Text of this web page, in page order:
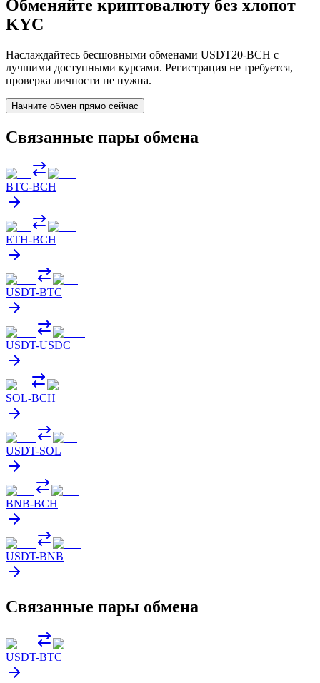
Обменяйте криптовалюту без хлопот
KYC
Наслаждайтесь бесшовными обменами USDT20-BCH с
лучшими доступными курсами. Регистрация не требуется,
проверка личности не нужна.
Начните обмен прямо сейчас
Связанные пары обмена
BTC-BCH
ETH-BCH
USDT-BTC
USDT-USDC
SOL-BCH
USDT-SOL
BNB-BCH
USDT-BNB
Связанные пары обмена
USDT-BTC